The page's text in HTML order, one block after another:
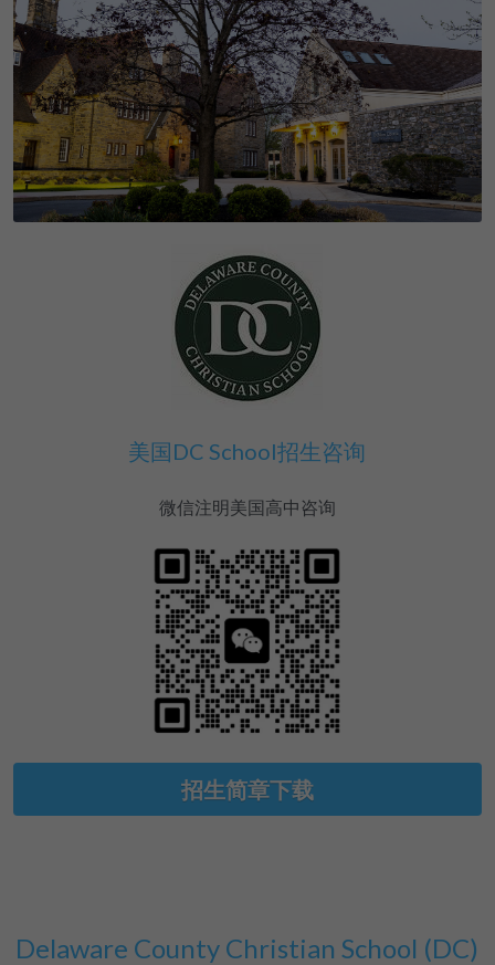
美国DC School招生咨询
微信注明美国高中咨询
招生简章下载
Delaware County Christian School (DC)